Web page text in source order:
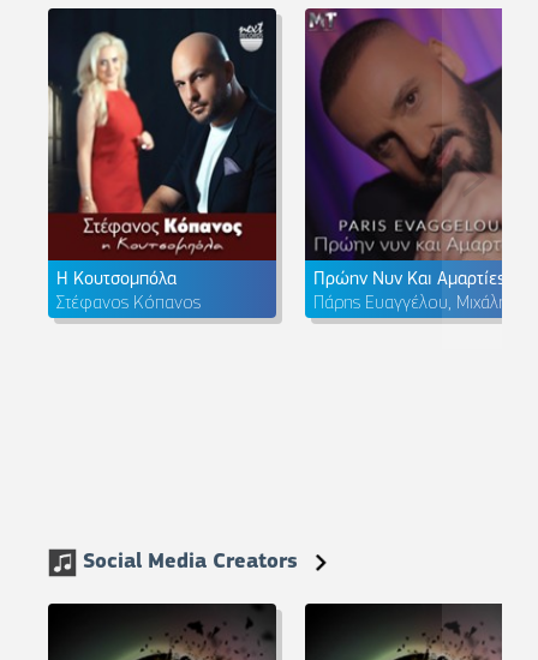
Η Κουτσομπόλα
Στέφανος Κόπανος
Πρώην Νυν Και Αμαρτίες
Social Media Creators